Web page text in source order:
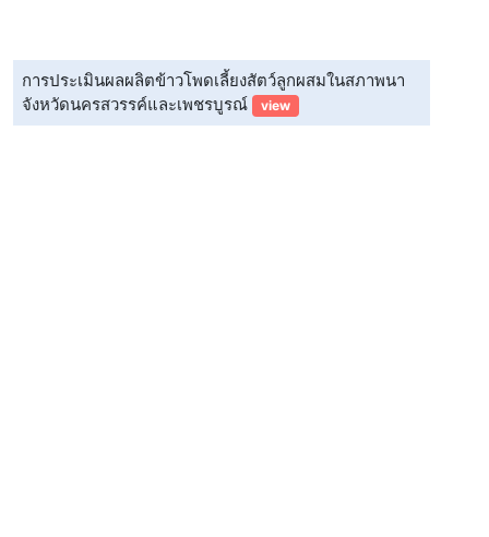
การประเมินผลผลิตข้าวโพดเลี้ยงสัตว์ลูกผสมในสภาพนา
จังหวัดนครสวรรค์และเพชรบูรณ์
view